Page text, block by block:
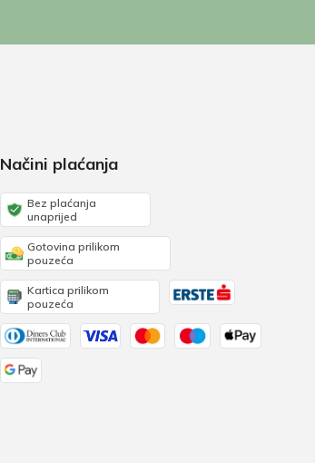
Načini plaćanja
Bez plaćanja
unaprijed
Gotovina prilikom
pouzeća
Kartica prilikom
pouzeća